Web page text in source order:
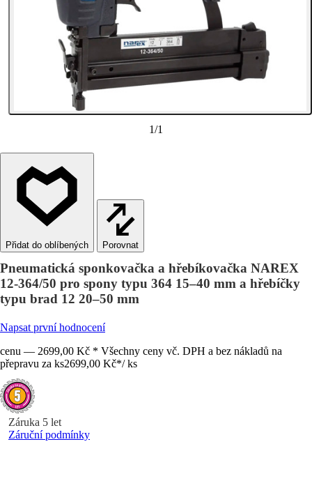
1/1
Porovnat
Pneumatická sponkovačka a hřebíkovačka NAREX
12-364/50 pro spony typu 364 15–40 mm a hřebíčky
typu brad 12 20–50 mm
Napsat první hodnocení
cenu — 2699,00 Kč * Všechny ceny vč. DPH a bez nákladů na
přepravu za ks2699,00 Kč*/ ks
Záruka 5 let
Záruční podmínky